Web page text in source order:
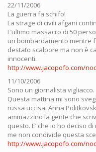
22/11/2006
La guerra fa schifo!
La strage di civili afgani
L’ultimo massacro di 50
un bombardamento mentre
destato scalpore ma non è
innocenti.
http://www.jacopofo.com/
11/10/2006
Sono un giornalista vigliacco.
Questa mattina mi sono
russa uccisa, Anna
ammazzino la gente che
questo. E’ che io ho deciso
me non condivide questa
http://www.jacopofo.com/